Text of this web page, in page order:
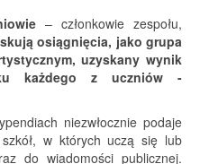
– członkowie zespołu,
osiągnięcia, jako grupa
uzyskany wynik
każdego z uczniów -
niezwłocznie podaje
w których uczą się lub
do wiadomości publicznej.